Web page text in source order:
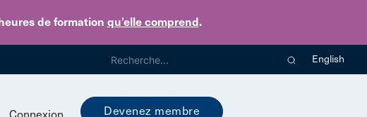
de formation qu’elle comprend.
English
Devenez membre